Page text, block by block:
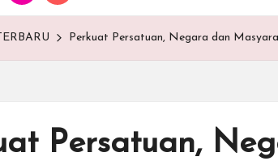
Perkuat Persatuan, Negara dan
Persatuan,